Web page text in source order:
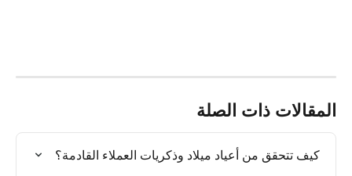
المقالات ذات الصلة
كيف تتحقق من أعياد ميلاد وذكريات العملاء القادمة؟